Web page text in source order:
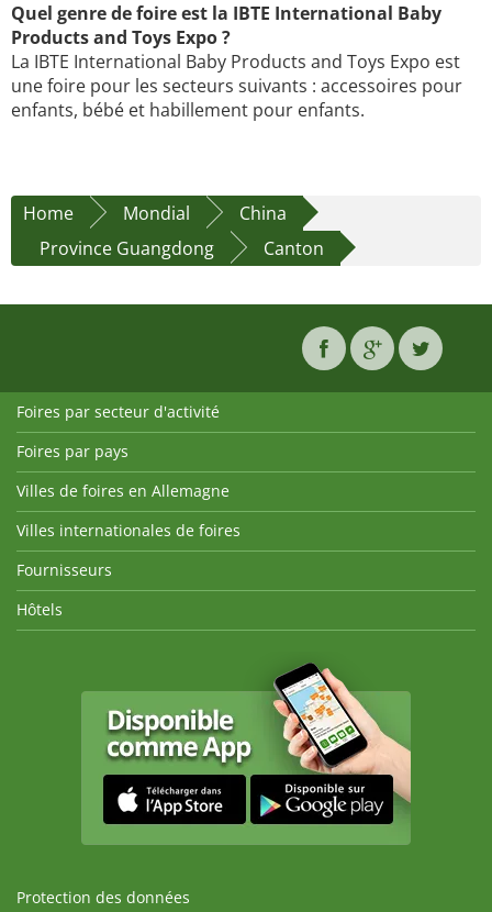
Quel genre de foire est la IBTE International Baby
Products and Toys Expo ?
La IBTE International Baby Products and Toys Expo est
une foire pour les secteurs suivants : accessoires pour
enfants, bébé et habillement pour enfants.
Home Mondial
China
Province Guangdong
Canton
Foires par secteur d'activité
Foires par pays
Villes de foires en Allemagne
Villes internationales de foires
Fournisseurs
Hôtels
Protection des données